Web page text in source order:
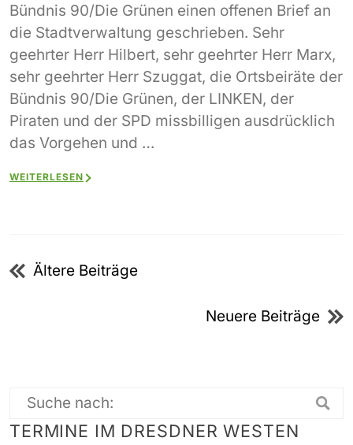
Bündnis 90/Die Grünen einen offenen Brief an
die Stadtverwaltung geschrieben. Sehr
geehrter Herr Hilbert, sehr geehrter Herr Marx,
sehr geehrter Herr Szuggat, die Ortsbeiräte der
Bündnis 90/Die Grünen, der LINKEN, der
Piraten und der SPD missbilligen ausdrücklich
das Vorgehen und …
WEITERLESEN
Ältere Beiträge
Neuere Beiträge
Suche
nach:
TERMINE IM DRESDNER WESTEN